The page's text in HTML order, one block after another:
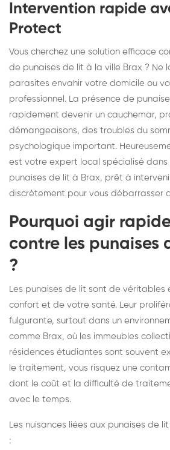
Intervention rapide
Protect
Vous cherchez une solution efficace
de punaises de lit à la ville Brax ? Ne
parasites envahir votre domicile ou
professionnel. La présence de
rapidement devenir un cauchemar,
démangeaisons, des troubles du
psychologique important.
est votre expert local spécialisé dans
punaises de lit à Brax, prêt à
discrètement pour vous débarrasser
Pourquoi agir
contre les punaises
?
Les punaises de lit sont de véritables
confort et de votre santé. Leur
fulgurante, surtout dans un
comme Brax, où les immeubles
résidences étudiantes sont souvent
le traitement, vous risquez une
dont le coût et la difficulté de
avec le temps.
Les nuisances liées aux punaises de
: